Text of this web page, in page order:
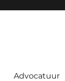
Advocatuur